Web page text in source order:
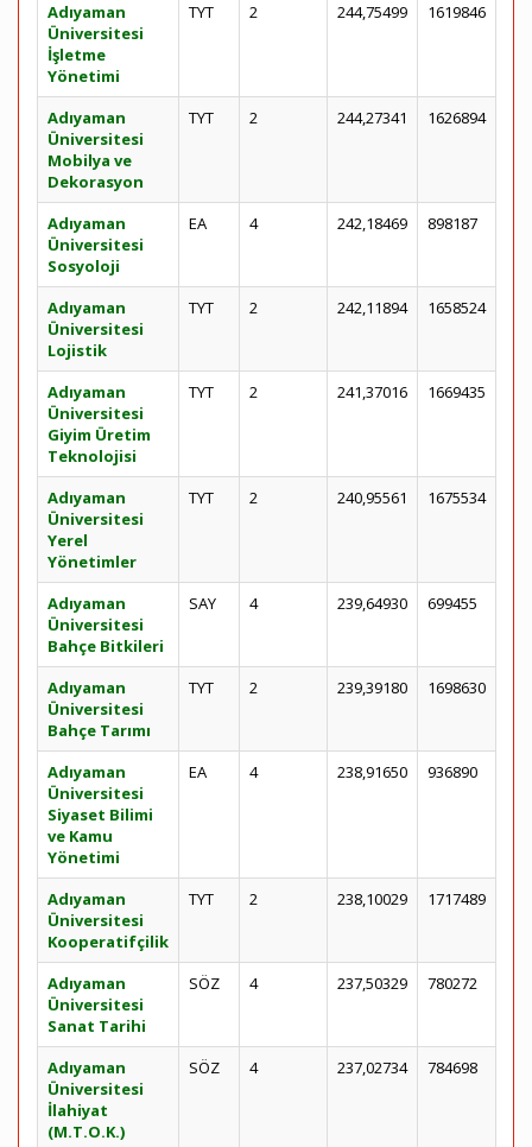
Adıyaman
Üniversitesi
İşletme
Yönetimi
TYT 2 244,75499 1619846
Adıyaman
Üniversitesi
Mobilya ve
Dekorasyon
TYT 2 244,27341 1626894
Adıyaman
Üniversitesi
Sosyoloji
EA 4 242,18469 898187
Adıyaman
Üniversitesi
Lojistik
TYT 2 242,11894 1658524
Adıyaman
Üniversitesi
Giyim Üretim
Teknolojisi
TYT 2 241,37016 1669435
Adıyaman
Üniversitesi
Yerel
Yönetimler
TYT 2 240,95561 1675534
Adıyaman
Üniversitesi
Bahçe Bitkileri
SAY 4 239,64930 699455
Adıyaman
Üniversitesi
Bahçe Tarımı
TYT 2 239,39180 1698630
Adıyaman
Üniversitesi
Siyaset Bilimi
ve Kamu
Yönetimi
EA 4 238,91650 936890
Adıyaman
Üniversitesi
Kooperatifçilik
TYT 2 238,10029 1717489
Adıyaman
Üniversitesi
Sanat Tarihi
SÖZ 4 237,50329 780272
Adıyaman
Üniversitesi
İlahiyat
(M.T.O.K.)
SÖZ 4 237,02734 784698